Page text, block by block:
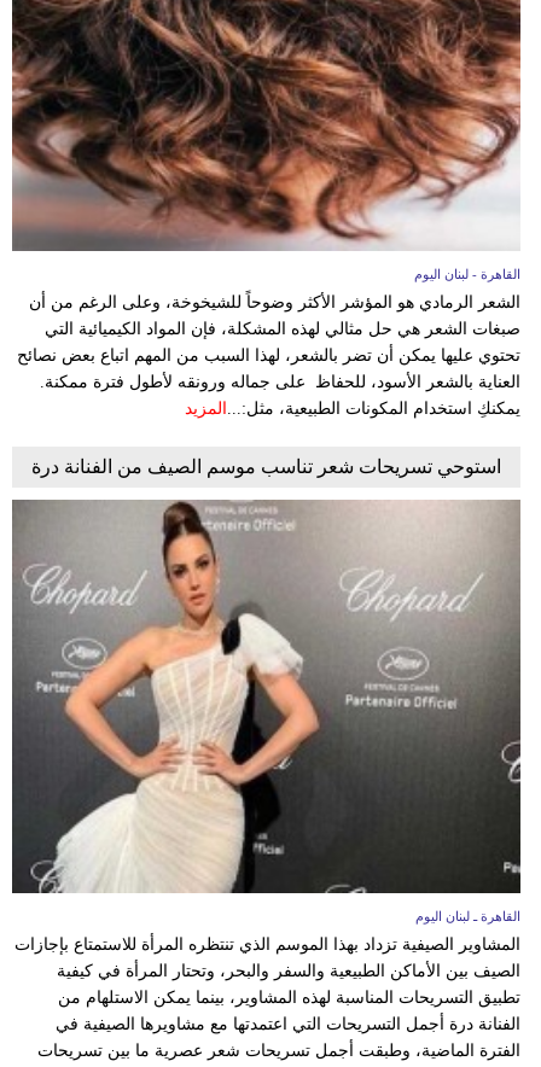
سياحة
وسفر
ديكور
تعليم
مرأة
بيئة
أبراج
القاهرة - لبنان اليوم
الشعر الرمادي هو المؤشر الأكثر وضوحاً للشيخوخة، وعلى الرغم من أن
صبغات الشعر هي حل مثالي لهذه المشكلة، فإن المواد الكيميائية التي
تحتوي عليها يمكن أن تضر بالشعر، لهذا السبب من المهم اتباع بعض نصائح
العناية بالشعر الأسود، للحفاظ على جماله ورونقه لأطول فترة ممكنة.
يمكنكِ استخدام المكونات الطبيعية، مثل:... المزيد
استوحي تسريحات شعر تناسب موسم الصيف من الفنانة درة
القاهرة ـ لبنان اليوم
المشاوير الصيفية تزداد بهذا الموسم الذي تنتظره المرأة للاستمتاع بإجازات
الصيف بين الأماكن الطبيعية والسفر والبحر، وتحتار المرأة في كيفية
تطبيق التسريحات المناسبة لهذه المشاوير، بينما يمكن الاستلهام من
الفنانة درة أجمل التسريحات التي اعتمدتها مع مشاويرها الصيفية في
الفترة الماضية، وطبقت أجمل تسريحات شعر عصرية ما بين تسريحات